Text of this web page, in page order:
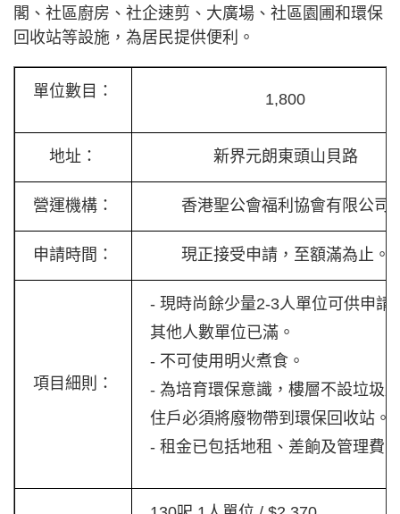
閣、社區廚房、社企速剪、大廣場、社區園圃和環保
回收站等設施，為居民提供便利。
單位數目： 1,800
地址： 新界元朗東頭山貝路
營運機構： 香港聖公會福利協會有限公司
申請時間： 現正接受申請，至額滿為止。
項目細則：
- 現時尚餘少量2-3人單位可供申請
其他人數單位已滿。
- 不可使用明火煮食。
- 為培育環保意識，樓層不設垃圾
住戶必須將廢物帶到環保回收站。
- 租金已包括地租、差餉及管理費。